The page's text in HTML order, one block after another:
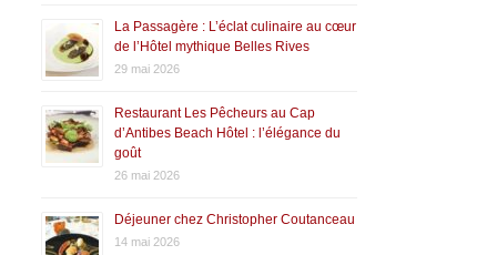
La Passagère : L’éclat culinaire au cœur
de l’Hôtel mythique Belles Rives
29 mai 2026
Restaurant Les Pêcheurs au Cap
d’Antibes Beach Hôtel : l’élégance du
goût
26 mai 2026
Déjeuner chez Christopher Coutanceau
14 mai 2026